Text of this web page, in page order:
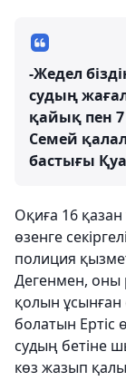
-Жедел
судың
қайық пен
Семей
бастығы
Оқиға 16 қазан
өзенге
полиция
Дегенмен, оны
қолын ұсынған
болатын Ертіс
судың бетіне
көз жазып